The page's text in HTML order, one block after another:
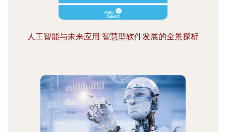
人工智能与未来应用 智慧型软件发展的全景探析